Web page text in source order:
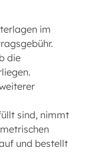
im
die
sind, nimmt
und bestellt